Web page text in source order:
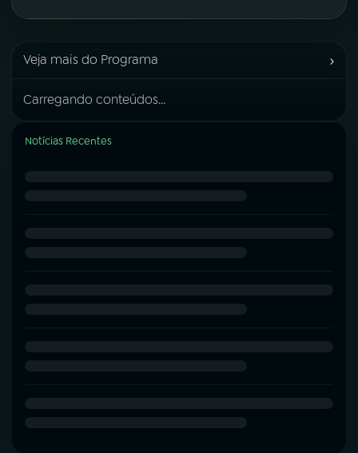
Veja mais do Programa ›
Carregando conteúdos...
Notícias Recentes